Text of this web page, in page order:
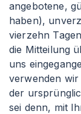
angebotene,
haben),
vierzehn
die Mitteilung
uns
verwenden wir
der
sei denn, mit